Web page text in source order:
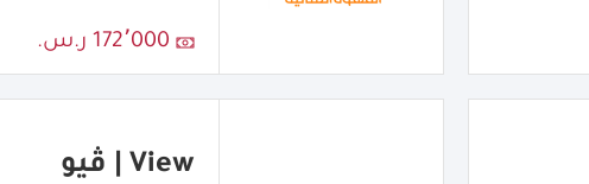
172٬000 ر.س.
View | ڤيو